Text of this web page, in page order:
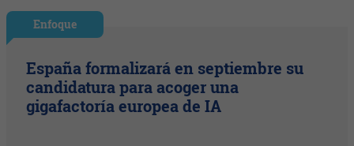
Enfoque
España formalizará en septiembre su
candidatura para acoger una
gigafactoría europea de IA